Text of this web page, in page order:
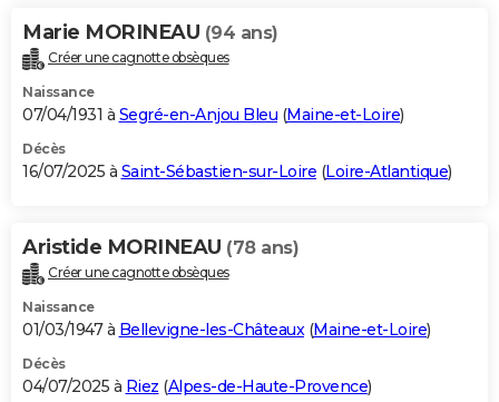
Marie MORINEAU (94 ans)
Créer une cagnotte obsèques
Naissance
07/04/1931 à Segré-en-Anjou Bleu (Maine-et-Loire)
Décès
16/07/2025 à Saint-Sébastien-sur-Loire (Loire-Atlantique)
Aristide MORINEAU (78 ans)
Créer une cagnotte obsèques
Naissance
01/03/1947 à Bellevigne-les-Châteaux(Maine-et-Loire)
Décès
04/07/2025 à Riez (Alpes-de-Haute-Provence)